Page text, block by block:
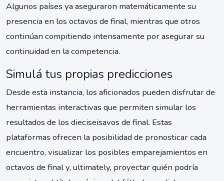
Algunos países ya aseguraron matemáticamente su
presencia en los octavos de final, mientras que otros
continúan compitiendo intensamente por asegurar su
continuidad en la competencia.
Simulá tus propias predicciones
Desde esta instancia, los aficionados pueden disfrutar de
herramientas interactivas que permiten simular los
resultados de los dieciseisavos de final. Estas
plataformas ofrecen la posibilidad de pronosticar cada
encuentro, visualizar los posibles emparejamientos en
octavos de final y, ultimately, proyectar quién podría